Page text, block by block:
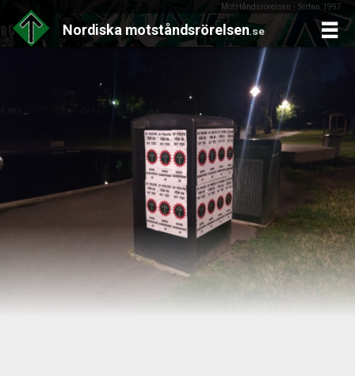
Motståndsrörelsen - Sedan 1997
Nordiska motståndsrörelsen.se
content